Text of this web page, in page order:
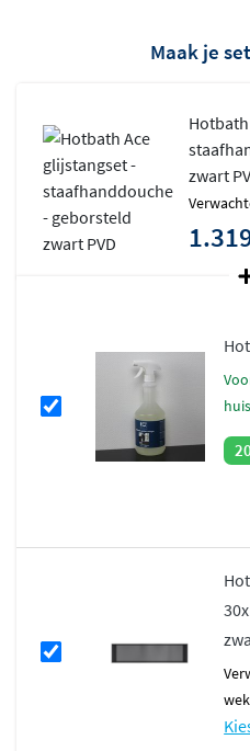
Maak je
zwart
voor 15:00 besteld, morgen in
Verwachte levertijd: 1 - 2